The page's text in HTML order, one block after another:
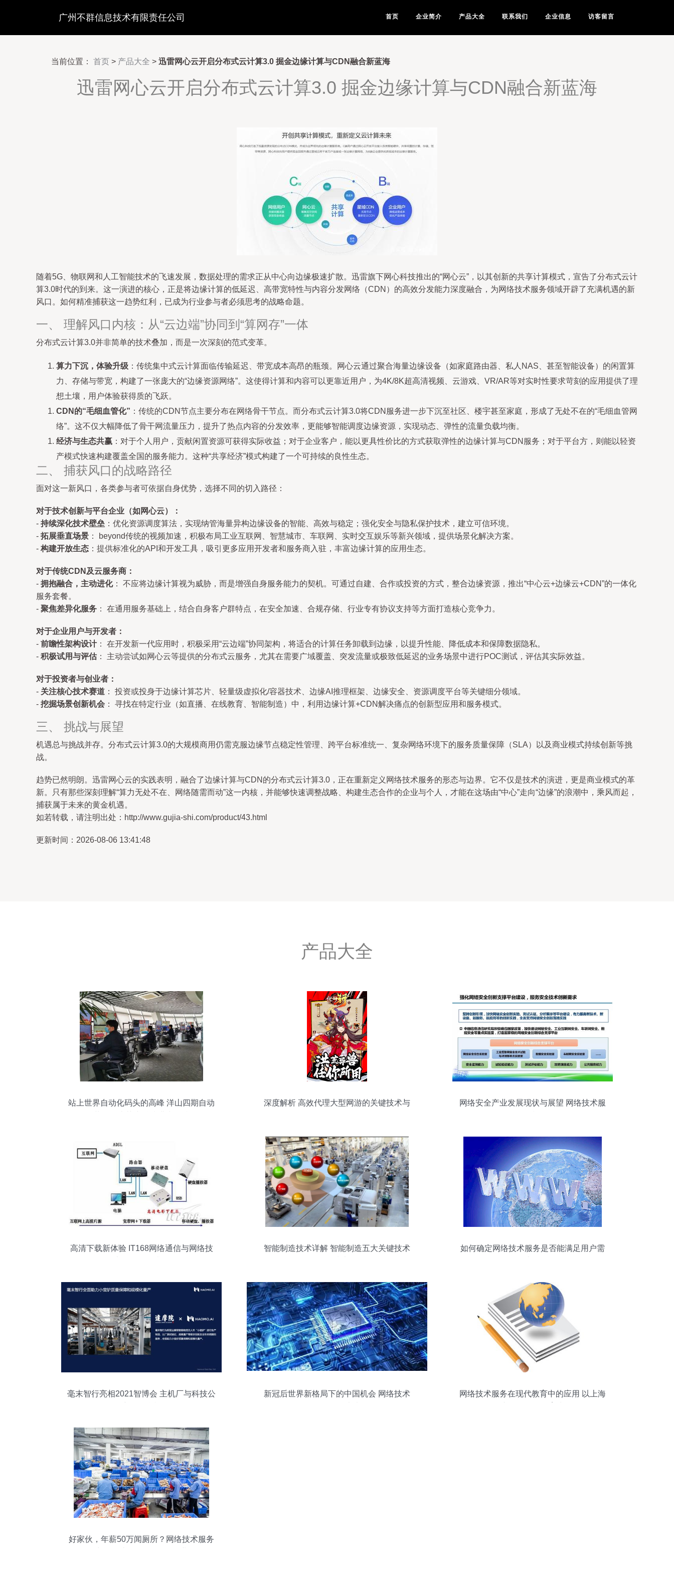
广州不群信息技术有限责任公司 首页 企业简介 产品大全 联系我们 企业信息 访客留言
当前位置： 首页 > 产品大全 > 迅雷网心云开启分布式云计算3.0 掘金边缘计算与CDN融合新蓝海
迅雷网心云开启分布式云计算3.0 掘金边缘计算与CDN融合新蓝海
随着5G、物联网和人工智能技术的飞速发展，数据处理的需求正从中心向边缘极速扩散。迅雷旗下网心科技推出的“网心云”，以其创新的共享计算模式，宣告了分布式云计
算3.0时代的到来。这一演进的核心，正是将边缘计算的低延迟、高带宽特性与内容分发网络（CDN）的高效分发能力深度融合，为网络技术服务领域开辟了充满机遇的新
风口。如何精准捕获这一趋势红利，已成为行业参与者必须思考的战略命题。
一、 理解风口内核：从“云边端”协同到“算网存”一体
分布式云计算3.0并非简单的技术叠加，而是一次深刻的范式变革。
算力下沉，体验升级 ：传统集中式云计算面临传输延迟、带宽成本高昂的瓶颈。网心云通过聚合海量边缘设备（如家庭路由器、私人NAS、甚至智能设备）的闲置算
力、存储与带宽，构建了一张庞大的“边缘资源网络”。这使得计算和内容可以更靠近用户，为4K/8K超高清视频、云游戏、VR/AR等对实时性要求苛刻的应用提供了理
想土壤，用户体验获得质的飞跃。
CDN的“毛细血管化” ：传统的CDN节点主要分布在网络骨干节点。而分布式云计算3.0将CDN服务进一步下沉至社区、楼宇甚至家庭，形成了无处不在的“毛细血管网
络”。这不仅大幅降低了骨干网流量压力，提升了热点内容的分发效率，更能够智能调度边缘资源，实现动态、弹性的流量负载均衡。
经济与生态共赢 ：对于个人用户，贡献闲置资源可获得实际收益；对于企业客户，能以更具性价比的方式获取弹性的边缘计算与CDN服务；对于平台方，则能以轻资
产模式快速构建覆盖全国的服务能力。这种“共享经济”模式构建了一个可持续的良性生态。
二、 捕获风口的战略路径
面对这一新风口，各类参与者可依据自身优势，选择不同的切入路径：
对于技术创新与平台企业（如网心云）：
- 持续深化技术壁垒 ：优化资源调度算法，实现纳管海量异构边缘设备的智能、高效与稳定；强化安全与隐私保护技术，建立可信环境。
- 拓展垂直场景 ： beyond传统的视频加速，积极布局工业互联网、智慧城市、车联网、实时交互娱乐等新兴领域，提供场景化解决方案。
- 构建开放生态 ：提供标准化的API和开发工具，吸引更多应用开发者和服务商入驻，丰富边缘计算的应用生态。
对于传统CDN及云服务商：
- 拥抱融合，主动进化： 不应将边缘计算视为威胁，而是增强自身服务能力的契机。可通过自建、合作或投资的方式，整合边缘资源，推出“中心云+边缘云+CDN”的一体化
服务套餐。
- 聚焦差异化服务 ： 在通用服务基础上，结合自身客户群特点，在安全加速、合规存储、行业专有协议支持等方面打造核心竞争力。
对于企业用户与开发者：
- 前瞻性架构设计： 在开发新一代应用时，积极采用“云边端”协同架构，将适合的计算任务卸载到边缘，以提升性能、降低成本和保障数据隐私。
- 积极试用与评估： 主动尝试如网心云等提供的分布式云服务，尤其在需要广域覆盖、突发流量或极致低延迟的业务场景中进行POC测试，评估其实际效益。
对于投资者与创业者：
- 关注核心技术赛道 ： 投资或投身于边缘计算芯片、轻量级虚拟化/容器技术、边缘AI推理框架、边缘安全、资源调度平台等关键细分领域。
- 挖掘场景创新机会 ： 寻找在特定行业（如直播、在线教育、智能制造）中，利用边缘计算+CDN解决痛点的创新型应用和服务模式。
三、 挑战与展望
机遇总与挑战并存。分布式云计算3.0的大规模商用仍需克服边缘节点稳定性管理、跨平台标准统一、复杂网络环境下的服务质量保障（SLA）以及商业模式持续创新等挑
战。
趋势已然明朗。迅雷网心云的实践表明，融合了边缘计算与CDN的分布式云计算3.0，正在重新定义网络技术服务的形态与边界。它不仅是技术的演进，更是商业模式的革
新。只有那些深刻理解“算力无处不在、网络随需而动”这一内核，并能够快速调整战略、构建生态合作的企业与个人，才能在这场由“中心”走向“边缘”的浪潮中，乘风而起，
捕获属于未来的黄金机遇。
如若转载，请注明出处：http://www.gujia-shi.com/product/43.html
更新时间：2026-08-06 13:41:48
产品大全
站上世界自动化码头的高峰 洋山四期自动
深度解析 高效代理大型网游的关键技术与
网络安全产业发展现状与展望 网络技术服
高清下载新体验 IT168网络通信与网络技
智能制造技术详解 智能制造五大关键技术
如何确定网络技术服务是否能满足用户需
毫末智行亮相2021智博会 主机厂与科技公
新冠后世界新格局下的中国机会 网络技术
网络技术服务在现代教育中的应用 以上海
好家伙，年薪50万闻厕所？网络技术服务